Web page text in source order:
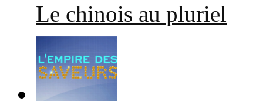
Le chinois au pluriel